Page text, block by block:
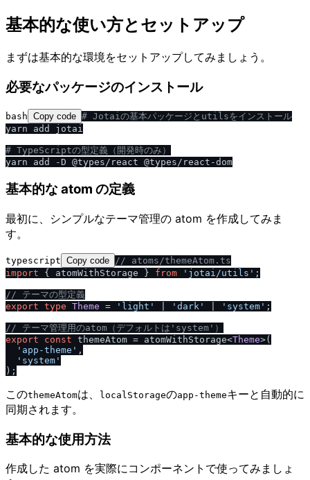
基本的な使い方とセットアップ
まずは基本的な環境をセットアップしてみましょう。
必要なパッケージのインストール
bash Copy code # Jotaiの基本パッケージとutilsをインストール
yarn add jotai
# TypeScriptの型定義（開発時のみ）
基本的な atom の定義
最初に、シンプルなテーマ管理の atom を作成してみま
す。
typescript Copy code / / atoms /themeAtom.ts
import { atomWithStorage } from 'jotai /utils' ;
/ / テーマの型定義
export type Theme = 'light' 'dark' 'system' ;
/ / テーマ管理用のatom（デフォルトは'system'）
export
const themeAtom = atomWithStorage<Theme>(
'app-theme' ,
'system'
このthemeAtomは、 localStorageのapp-themeキーと自動的に
同期されます。
基本的な使用方法
作成した atom を実際にコンポーネントで使ってみましょ